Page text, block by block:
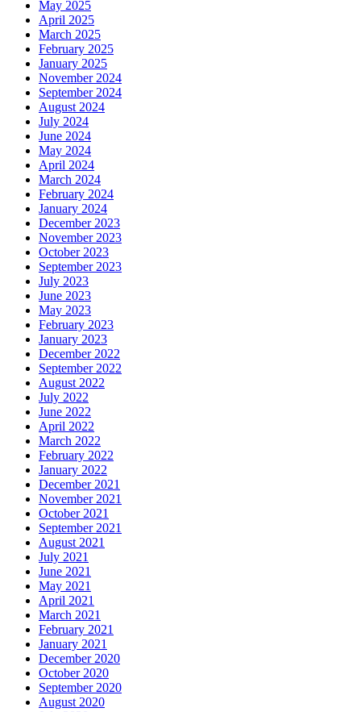
May 2025
April 2025
March 2025
February 2025
January 2025
November 2024
September 2024
August 2024
July 2024
June 2024
May 2024
April 2024
March 2024
February 2024
January 2024
December 2023
November 2023
October 2023
September 2023
July 2023
June 2023
May 2023
February 2023
January 2023
December 2022
September 2022
August 2022
July 2022
June 2022
April 2022
March 2022
February 2022
January 2022
December 2021
November 2021
October 2021
September 2021
August 2021
July 2021
June 2021
May 2021
April 2021
March 2021
February 2021
January 2021
December 2020
October 2020
September 2020
August 2020